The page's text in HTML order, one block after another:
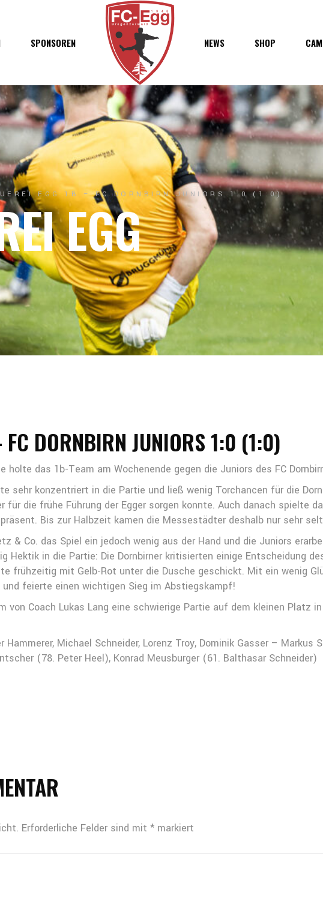
SPONSOREN NEWS SHOP
EGG 1B – FC DORNBIRN JUNIORS 1:0 (1:0)
EGG
FC DORNBIRN JUNIORS 1:0 (1:0)
das 1b-Team am Wochenende gegen die Juniors des FC
sehr konzentriert in die Partie und ließ wenig Torchancen für die
für die frühe Führung der Egger sorgen konnte. Auch danach spielte
Bis zur Halbzeit kamen die Messestädter deshalb nur sehr
& Co. das Spiel ein jedoch wenig aus der Hand und die Juniors
Hektik in die Partie: Die Dornbirner kritisierten einige Entscheidung
frühzeitig mit Gelb-Rot unter die Dusche geschickt. Mit ein wenig
feierte einen wichtigen Sieg im Abstiegskampf!
Coach Lukas Lang eine schwierige Partie auf dem kleinen Platz
Michael Schneider, Lorenz Troy, Dominik Gasser – Markus
(78. Peter Heel), Konrad Meusburger (61. Balthasar Schneider)
Erforderliche Felder sind mit * markiert